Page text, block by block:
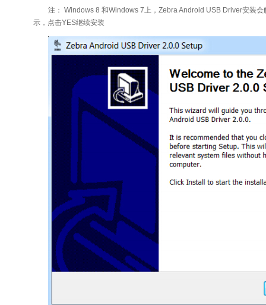
注： Windows 8 和Windows 7上，Zebra Android USB Driver安装
示，点击YES继续安装